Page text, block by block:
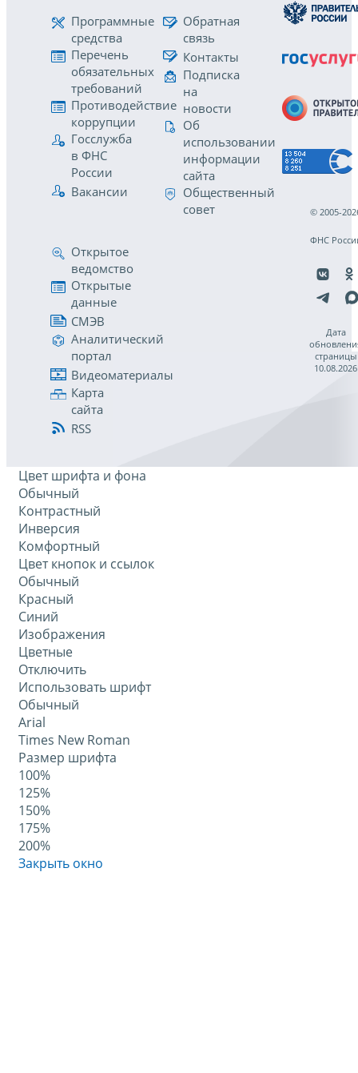
Программные
средства
Перечень
обязательных
требований
Противодействие
коррупции
Госслужба
в ФНС
России
Вакансии
Обратная
связь
Контакты
Подписка
на
новости
Об
использовании
информации
сайта
Общественный
совет
Открытое
ведомство
Открытые
данные
СМЭВ
Аналитический
портал
Видеоматериалы
Карта
сайта
RSS
© 2005-
ФНС
Дата
страницы
10.08.2026
Цвет шрифта и фона
Обычный
Контрастный
Инверсия
Комфортный
Цвет кнопок и ссылок
Обычный
Красный
Синий
Изображения
Цветные
Отключить
Использовать шрифт
Обычный
Arial
Times New Roman
Размер шрифта
100%
125%
150%
175%
200%
Закрыть окно